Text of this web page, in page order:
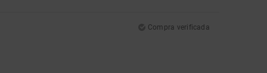
Compra verificada